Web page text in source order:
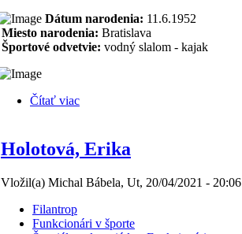
Dátum narodenia: 11.6.1952
Miesto narodenia: Bratislava
Športové odvetvie: vodný slalom - kajak
Čítať viac
Holotová, Erika
Vložil(a) Michal Bábela, Ut, 20/04/2021 - 20:06
Filantrop
Funkcionári v športe